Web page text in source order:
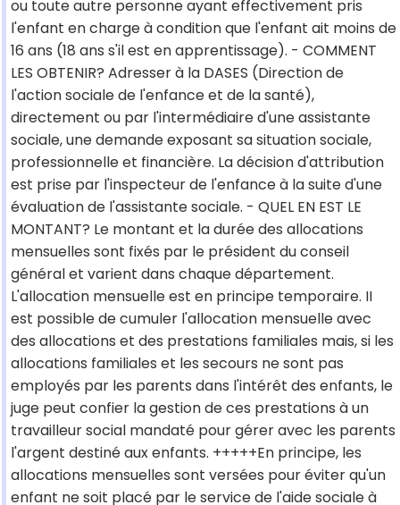
ou toute autre personne ayant effectivement pris
l'enfant en charge à condition que l'enfant ait moins de
16 ans (18 ans s'il est en apprentissage). - COMMENT
LES OBTENIR? Adresser à la DASES (Direction de
l'action sociale de l'enfance et de la santé),
directement ou par l'intermédiaire d'une assistante
sociale, une demande exposant sa situation sociale,
professionnelle et financière. La décision d'attribution
est prise par l'inspecteur de l'enfance à la suite d'une
évaluation de l'assistante sociale. - QUEL EN EST LE
MONTANT? Le montant et la durée des allocations
mensuelles sont fixés par le président du conseil
général et varient dans chaque département.
L'allocation mensuelle est en principe temporaire. II
est possible de cumuler l'allocation mensuelle avec
des allocations et des prestations familiales mais, si les
allocations familiales et les secours ne sont pas
employés par les parents dans l'intérêt des enfants, le
juge peut confier la gestion de ces prestations à un
travailleur social mandaté pour gérer avec les parents
l'argent destiné aux enfants. +++++En principe, les
allocations mensuelles sont versées pour éviter qu'un
enfant ne soit placé par le service de l'aide sociale à